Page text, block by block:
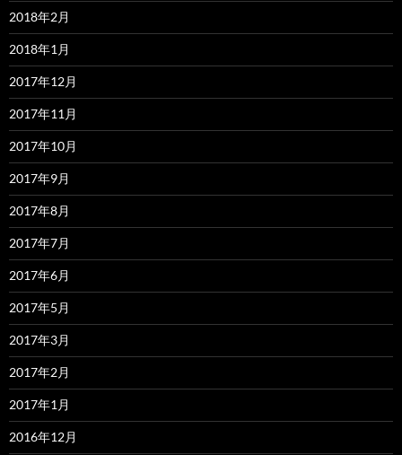
2018年2月
2018年1月
2017年12月
2017年11月
2017年10月
2017年9月
2017年8月
2017年7月
2017年6月
2017年5月
2017年3月
2017年2月
2017年1月
2016年12月